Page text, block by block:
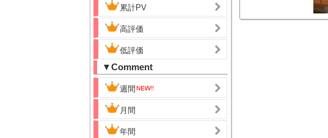
累計PV
高評価
低評価
▼Comment
週間
月間
年間